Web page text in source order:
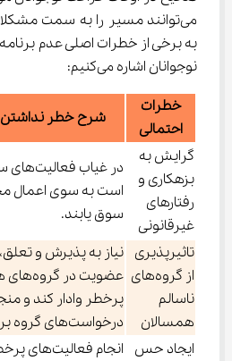
می‌توانند مسیر را به سمت
نوجوانان اشاره می‌کنیم:
خطرات
احتمالی
شرح خطر نداشتن
گرایش به
بزهکاری و
رفتارهای
غیرقانونی
در غیاب فعالیت‌های
است به سوی اعمال
سوق یابند.
تاثیرپذیری
از گروه‌های
ناسالم
همسالان
نیاز به پذیرش و
عضویت در گروه‌های
پرخطر وادار کند و
درخواست‌های گروه
ایجاد حس
انجام فعالیت‌های